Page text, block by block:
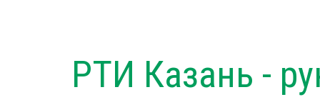
РТИ Казань -